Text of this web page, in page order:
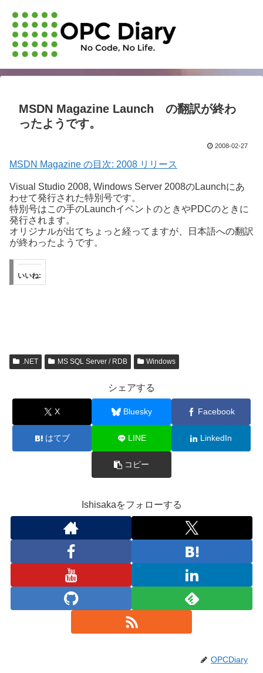
MSDN Magazine Launch の翻訳が終わ
ったようです。
2008-02-27
MSDN Magazine の目次: 2008 リリース
Visual Studio 2008, Windows Server 2008のLaunchにあ
わせて発行された特別号です。
特別号はこの手のLaunchイベントのときやPDCのときに
発行されます。
オリジナルが出てちょっと経ってますが、日本語への翻訳
が終わったようです。
いいね:
.NET MS SQL Server / RDB Windows
シェアする
X Bluesky Facebook
はてブ LINE LinkedIn
コピー
Ishisakaをフォローする
OPCDiary